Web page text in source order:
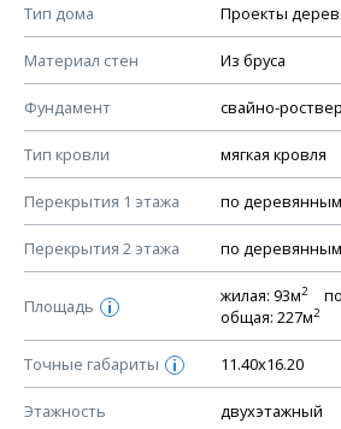
Тип дома Проекты
Материал стен Из бруса
Фундамент свайно-
Тип кровли мягкая кровля
Перекрытия 1 этажа по
Перекрытия 2 этажа по
Площадь i
жилая: 93м2
общая: 227м2
Точные габариты i 11.40х16.20
Этажность двухэтажный
Смотрите советы по выбору
КОНСТРУКТИВНЫЕ РЕШЕНИЯ (КР)
Ведомость рабочих чертежей
План фундамента
Устройство фундамента,
Планы перекрытий этажей,
Устройство перекрытий
Устройство стен
Спецификация материалов стен
Схема расположения лаг чердака
Схема расположения элементов